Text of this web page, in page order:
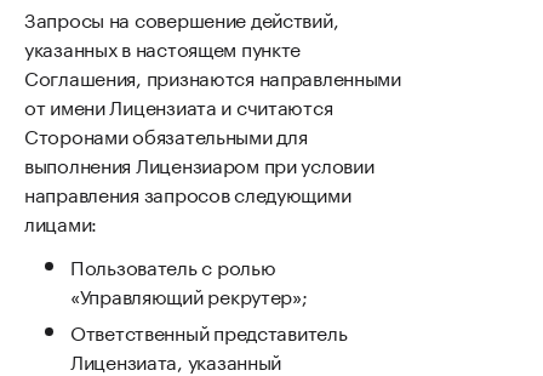
Запросы на совершение действий,
указанных в настоящем пункте
Соглашения, признаются направленными
от имени Лицензиата и считаются
Сторонами обязательными для
выполнения Лицензиаром при условии
направления запросов следующими
лицами:
Пользователь с ролью
«Управляющий рекрутер»;
Ответственный представитель
Лицензиата, указанный